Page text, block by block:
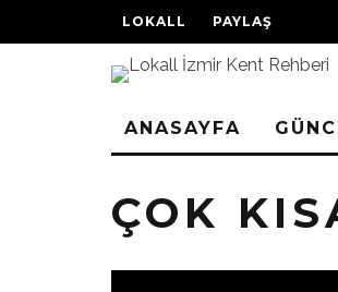
LOKALL PAYLAŞ
ANASAYFA
ÇOK